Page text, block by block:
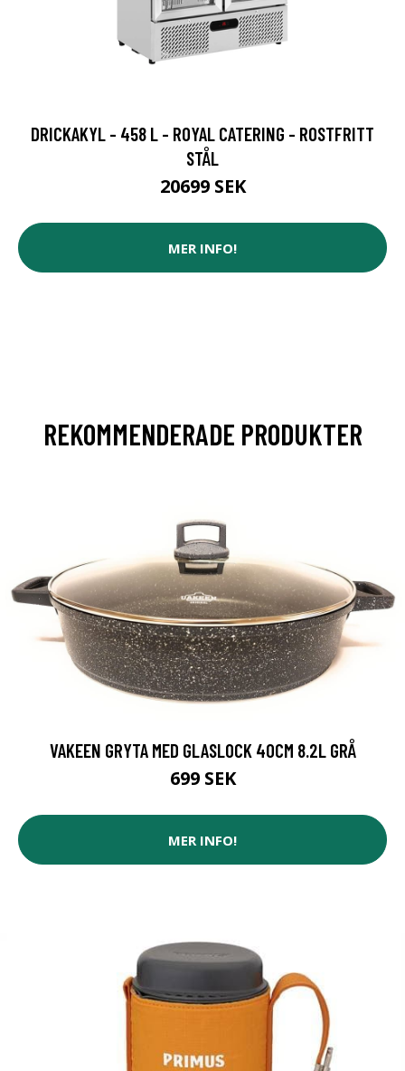
DRICKAKYL - 458 L - ROYAL CATERING - ROSTFRITT
STÅL
20699 SEK
MER INFO!
REKOMMENDERADE PRODUKTER
VAKEEN GRYTA MED GLASLOCK 40CM 8.2L GRÅ
699 SEK
MER INFO!